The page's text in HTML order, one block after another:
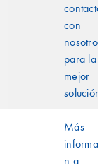
contacto
con
nosotros
para la
mejor
solución
Más
n a